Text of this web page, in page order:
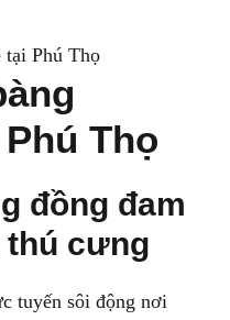
Thọ
đồng đam
thú cưng
tuyến sôi động nơi